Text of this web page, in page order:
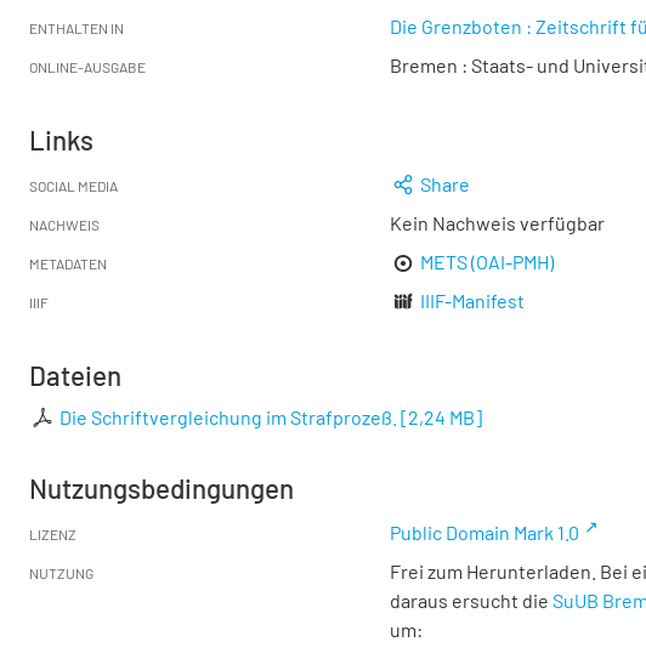
ENTHALTEN IN Die Grenzboten : Zeitschrift
ONLINE-AUSGABE Bremen : Staats- und
Links
SOCIAL MEDIA Share
NACHWEIS Kein Nachweis verfügbar
METADATEN METS (OAI-PMH)
IIIF IIIF-Manifest
Dateien
Die Schriftvergleichung im Strafprozeß. [2,24 MB]
Nutzungsbedingungen
LIZENZ Public Domain Mark 1.0
NUTZUNG
Frei zum Herunterladen. Bei
daraus ersucht die SuUB
um: